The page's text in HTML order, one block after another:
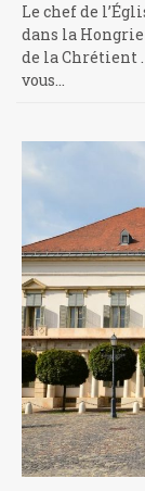
Le chef de
dans la
de la Chrétient
vous…